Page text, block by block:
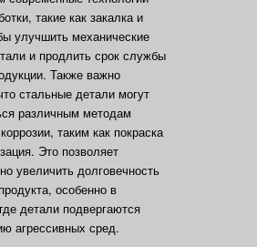
такие как закалка и
улучшить механические
и продлить срок службы
Также важно
стальные детали могут
различным методам
таким как покраска
Это позволяет
увеличить долговечность
особенно в
детали подвергаются
агрессивных сред.